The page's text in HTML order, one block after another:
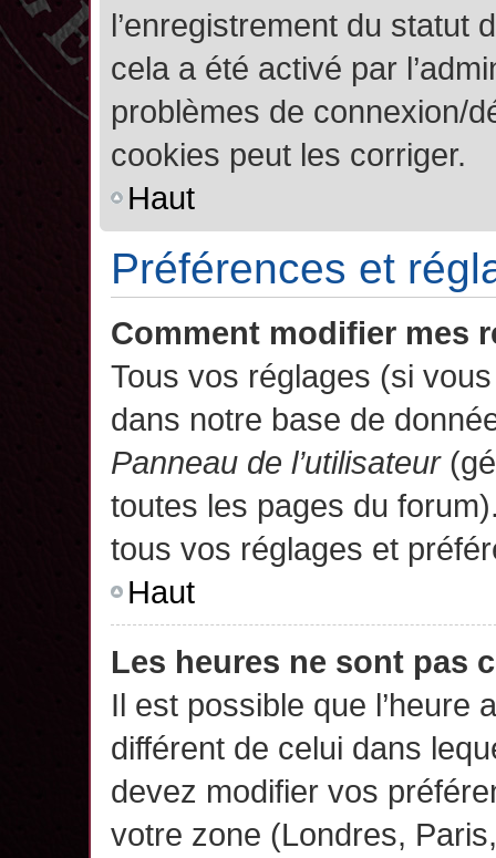
l’enregistrement du statut
cela a été activé par
problèmes de connexion/
cookies peut les corriger.
Haut
Préférences et
Comment modifier mes
Tous vos réglages (si
dans notre base de
Panneau de l’utilisateur
toutes les pages du
tous vos réglages et
Haut
Les heures ne sont pas
Il est possible que l’heure
différent de celui dans
devez modifier vos
votre zone (Londres,